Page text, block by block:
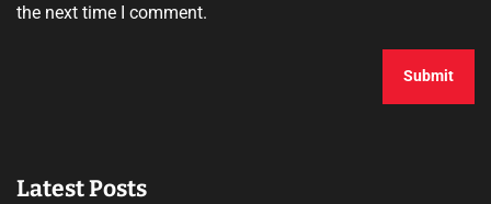
the next time I comment.
Latest Posts